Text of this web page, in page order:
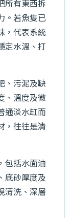
所有東西拆
。若魚隻已
，代表系統
定水溫、打
、污泥及缺
、溫度及微
通淡水缸而
，往往是清
包括水面油
底砂厚度及
清洗、深層